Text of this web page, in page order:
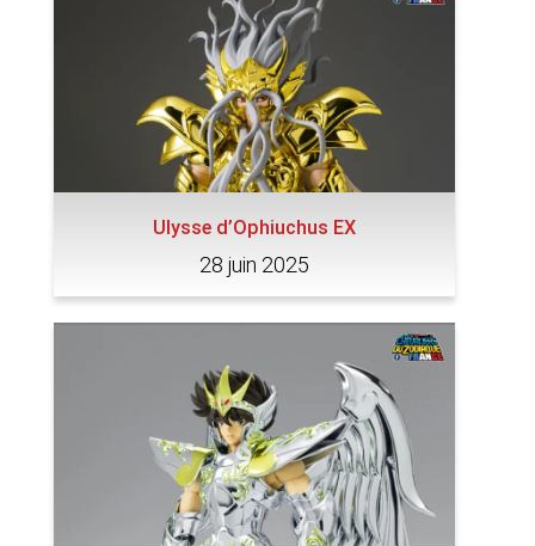
Ulysse d’Ophiuchus EX
28 juin 2025